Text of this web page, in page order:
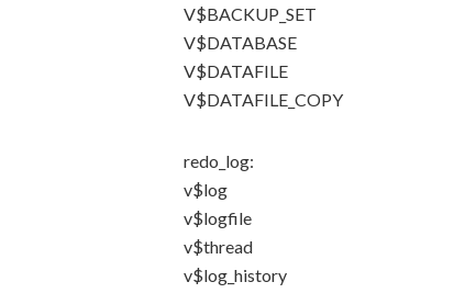
V$BACKUP_SET
V$DATABASE
V$DATAFILE
V$DATAFILE_COPY
redo_log:
v$log
v$logfile
v$thread
v$log_history